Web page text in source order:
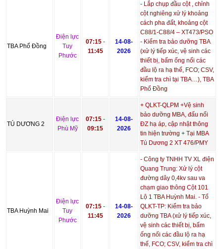
TBA Phổ Đồng
Điện lực
Tuy
Phước
07:15-
11:45
14-08-
2026
- Lắp chụp đầu cột , chỉnh
cột nghiêng xử lý khoảng
cách pha đất, khoảng cột
C88/1-C88/4 – XT473/PSO
- Kiểm tra bảo dưỡng TBA
(xử lý tiếp xúc, vệ sinh các
thiết bị, bấm ống nối các
đầu lộ ra hạ thế, FCO; CSV,
kiểm tra chì tại TBA…), TBA
Phổ Đồng
TÚ DƯƠNG 2
Điện lực
Phù Mỹ
07:15-
09:15
14-08-
2026
+ QLKT-QLPM +Vệ sinh
bảo dưỡng MBA, đấu nối
ĐZ hạ áp, cập nhật thông
tin hiện trường + Tại MBA
Tú Dương 2 XT 476/PMY
TBA Huỳnh Mai
Điện lực
Tuy
Phước
07:15-
11:45
14-08-
2026
- Công ty TNHH TV XL điện
Quang Trung: Xử lý cột
đường dây 0,4kv sau va
chạm giao thông Cột 101
Lộ 1 TBA Huỳnh Mai. - Tổ
QLKT-TP: Kiểm tra bảo
dưỡng TBA (xử lý tiếp xúc,
vệ sinh các thiết bị, bấm
ống nối các đầu lộ ra hạ
thế, FCO; CSV, kiểm tra chì